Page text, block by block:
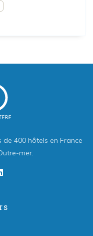
400 hôtels en France
mer.